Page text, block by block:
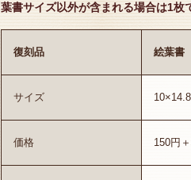
葉書サイズ以外が含まれる場合は1枚
復刻品 絵葉書
サイズ
価格 150円